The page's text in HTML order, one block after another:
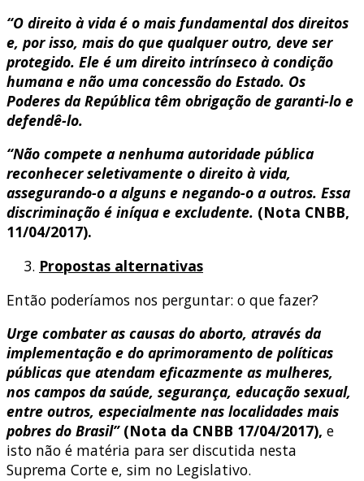
“O direito à vida é o mais fundamental dos direitos
e, por isso, mais do que qualquer outro, deve ser
protegido. Ele é um direito intrínseco à condição
humana e não uma concessão do Estado. Os
Poderes da República têm obrigação de garanti-lo e
defendê-lo.
“Não compete a nenhuma autoridade pública
reconhecer seletivamente o direito à vida,
assegurando-o a alguns e negando-o a outros. Essa
discriminação é iníqua e excludente. (Nota CNBB,
11/04/2017).
Propostas alternativas
Então poderíamos nos perguntar: o que fazer?
Urge combater as causas do aborto, através da
implementação e do aprimoramento de políticas
públicas que atendam eficazmente as mulheres,
nos campos da saúde, segurança, educação sexual,
entre outros, especialmente nas localidades mais
pobres do Brasil” (Nota da CNBB 17/04/2017), e
isto não é matéria para ser discutida nesta
Suprema Corte e, sim no Legislativo.